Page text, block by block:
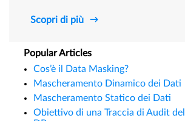
Scopri di più
Popular Articles
Cos’è il Data Masking?
Mascheramento Dinamico dei Dati
Mascheramento Statico dei Dati
Obiettivo di una Traccia di Audit del